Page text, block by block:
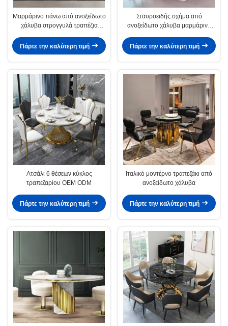
Μαρμάρινο πάνω από ανοξείδωτο
χάλυβα στρογγυλά τραπέζια
Πάρτε την καλύτερη τιμή
Σταυροειδής σχήμα από
ανοξείδωτο χάλυβα μαρμάρινο
περιστροφής
Πάρτε την καλύτερη τιμή
Ατσάλι 6 θέσεων κύκλος
τραπεζαρίου OEM ODM
Πάρτε την καλύτερη τιμή
Ιταλικό μοντέρνο τραπεζάκι από
ανοξείδωτο χάλυβα
Πάρτε την καλύτερη τιμή